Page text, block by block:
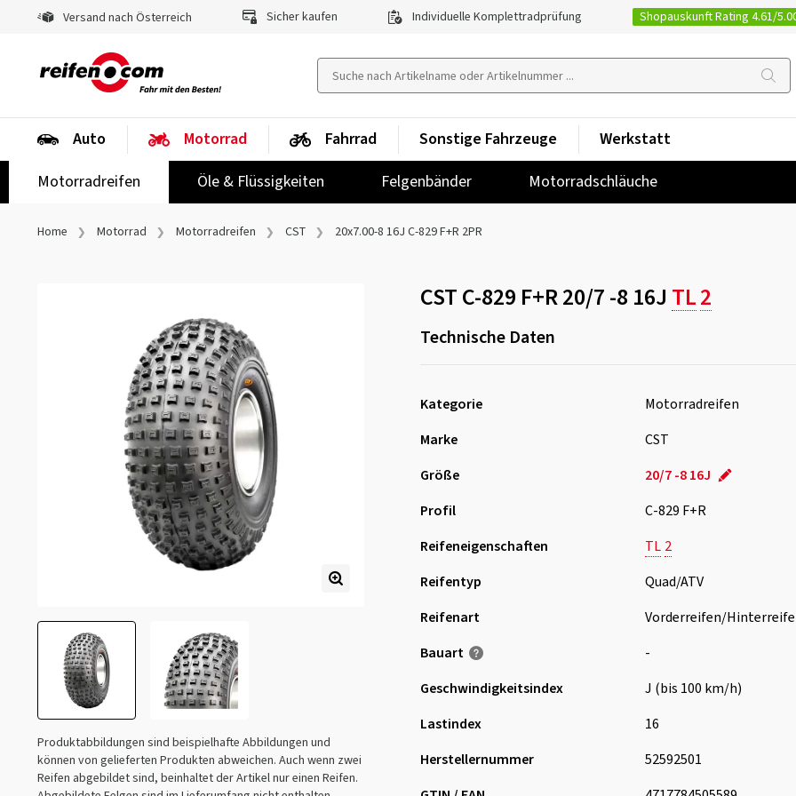
Versand nach Österreich Sicher kaufen Individuelle Komplettradprüfung Shopauskunft Rating 4.61/
Auto
Motorrad
Motorradreifen
Öle & Flüssigkeiten Felgenbänder Motorradschläuche
Fahrrad Sonstige Fahrzeuge Werkstatt
Home Motorrad Motorradreifen CST 20x7.00-8 16J C-829 F+R 2PR
Produktabbildungen sind beispielhafte Abbildungen und
können von gelieferten Produkten abweichen. Auch wenn zwei
Reifen abgebildet sind, beinhaltet der Artikel nur einen Reifen.
CST C-829 F+R 20/7 -8 16J TL2
Technische Daten
Kategorie
Motorradreifen
Marke
CST
Größe
20/7 -8 16J
Profil
C-829 F+R
Reifeneigenschaften
TL 2
Reifentyp
Quad/ATV
Reifenart
Vorderreifen/
Bauart
-
Geschwindigkeits­index
J (bis 100 km/h)
Lastindex
16
Herstellernummer
52592501